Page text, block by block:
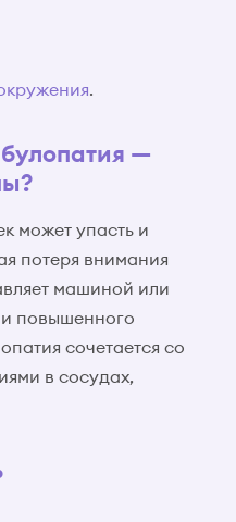
.
—
может упасть и
потеря внимания
машиной или
повышенного
сочетается со
в сосудах,